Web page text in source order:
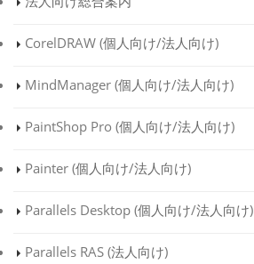
CorelDRAW (個人向け/法人向け)
MindManager (個人向け/法人向け)
PaintShop Pro (個人向け/法人向け)
Painter (個人向け/法人向け)
Parallels Desktop (個人向け/法人向け)
Parallels RAS (法人向け)